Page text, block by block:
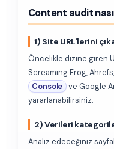
Content audit nasıl
1) Site URL'lerini
Öncelikle dizine giren
Screaming Frog,
Console ve Google
yararlanabilirsiniz.
2) Verileri
Analiz edeceğiniz